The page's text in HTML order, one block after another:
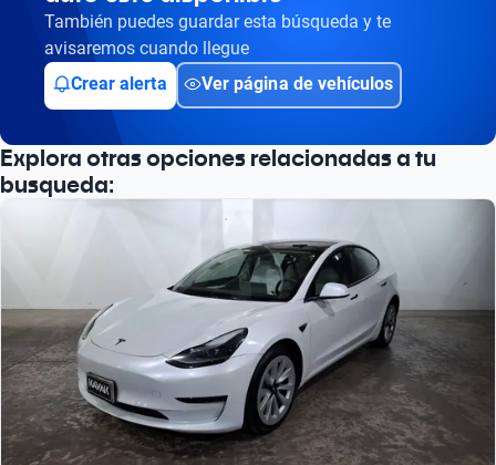
También puedes guardar esta búsqueda y te
avisaremos cuando llegue
Crear alerta
Ver página de vehículos
Explora otras opciones relacionadas a tu
busqueda: